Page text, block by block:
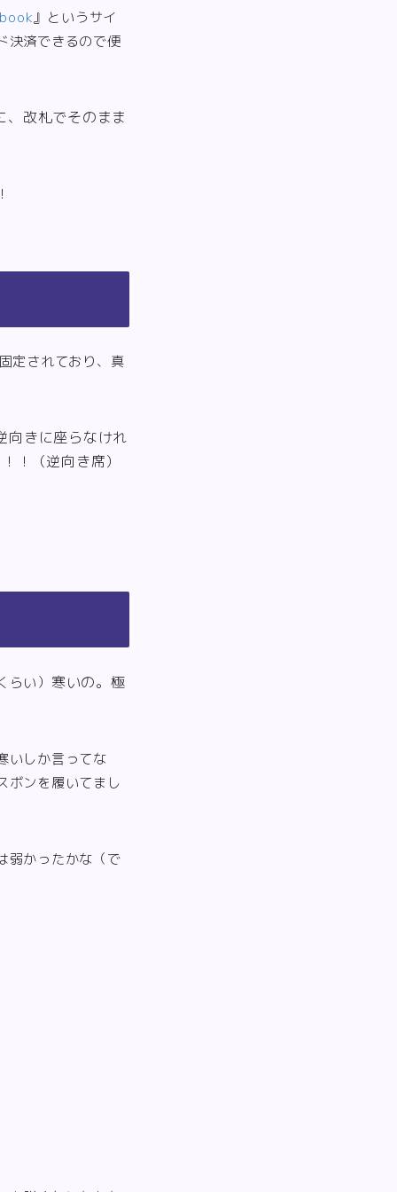
』というサイ
決済できるので便
、改札でそのまま
定されており、真
向きに座らなけれ
！（逆向き席）
い） 寒いの。極
いしか言ってな
ボンを履いてまし
弱かったかな（で